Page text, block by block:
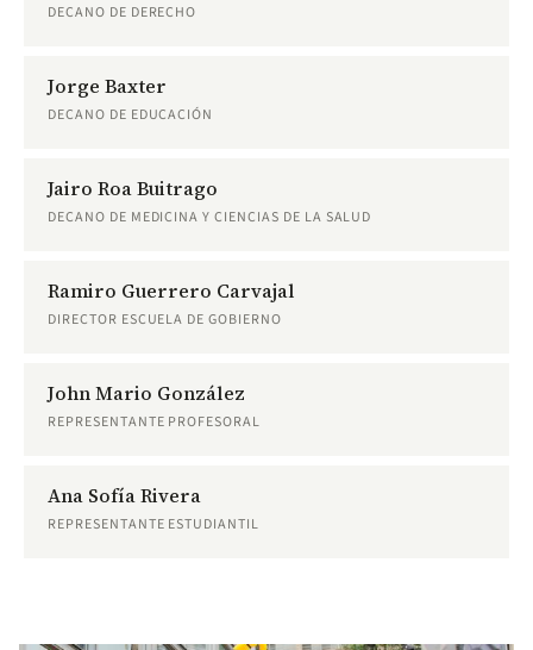
DECANO DE DERECHO
Jorge Baxter
DECANO DE EDUCACIÓN
Jairo Roa Buitrago
DECANO DE MEDICINA Y CIENCIAS DE LA SALUD
Ramiro Guerrero Carvajal
DIRECTOR ESCUELA DE GOBIERNO
John Mario González
REPRESENTANTE PROFESORAL
Ana Sofía Rivera
REPRESENTANTE ESTUDIANTIL